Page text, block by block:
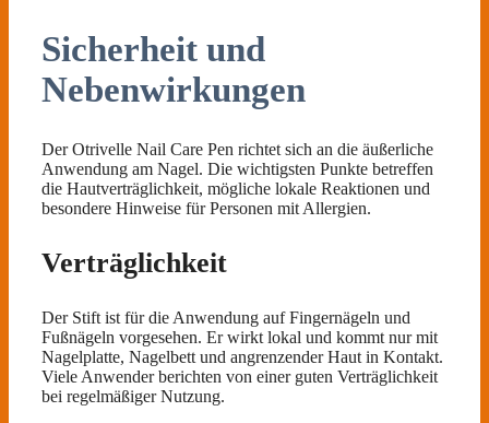
Sicherheit und
Nebenwirkungen
Der Otrivelle Nail Care Pen richtet sich an die äußerliche
Anwendung am Nagel. Die wichtigsten Punkte betreffen
die Hautverträglichkeit, mögliche lokale Reaktionen und
besondere Hinweise für Personen mit Allergien.
Verträglichkeit
Der Stift ist für die Anwendung auf Fingernägeln und
Fußnägeln vorgesehen. Er wirkt lokal und kommt nur mit
Nagelplatte, Nagelbett und angrenzender Haut in Kontakt.
Viele Anwender berichten von einer guten Verträglichkeit
bei regelmäßiger Nutzung.